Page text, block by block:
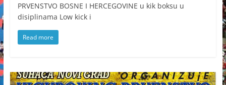
PRVENSTVO BOSNE I HERCEGOVINE u kik boksu u
disiplinama Low kick i
Read more